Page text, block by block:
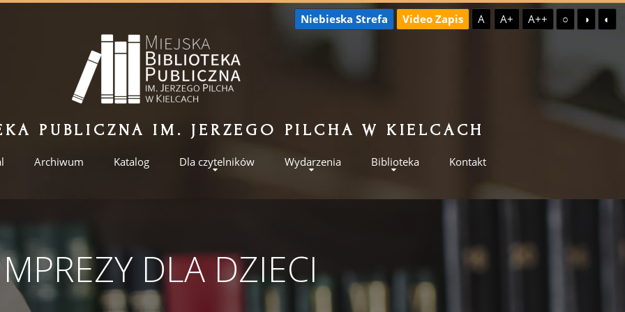
Niebieska Strefa Video Zapis A A+ A++ ○ ◑ ◐
PUBLICZNA IM. JERZEGO PILCHA W KIELCACH
Archiwum Katalog Dla czytelników Wydarzenia Biblioteka Kontakt
DLA DZIECI